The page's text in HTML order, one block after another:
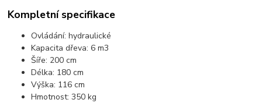
Kompletní specifikace
Ovládání: hydraulické
Kapacita dřeva: 6 m3
Šíře: 200 cm
Délka: 180 cm
Výška: 116 cm
Hmotnost: 350 kg